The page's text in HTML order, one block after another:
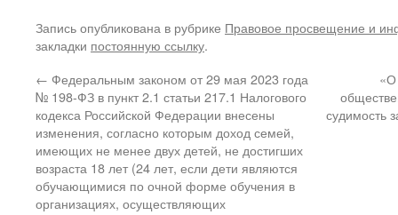
Запись опубликована в рубрике Правовое просвещение и
закладки постоянную ссылку.
← Федеральным законом от 29 мая 2023 года
№ 198-ФЗ в пункт 2.1 статьи 217.1 Налогового
кодекса Российской Федерации внесены
изменения, согласно которым доход семей,
имеющих не менее двух детей, не достигших
возраста 18 лет (24 лет, если дети являются
обучающимися по очной форме обучения в
организациях, осуществляющих
«О
судимость